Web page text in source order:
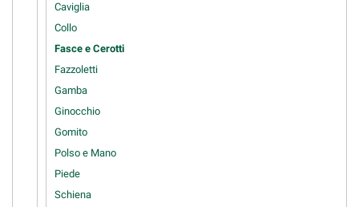
Caviglia
Collo
Fasce e Cerotti
Fazzoletti
Gamba
Ginocchio
Gomito
Polso e Mano
Piede
Schiena